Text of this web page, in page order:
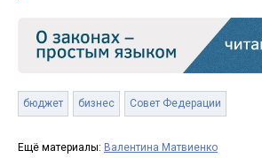
бюджет бизнес Совет Федерации
Ещё материалы: Валентина Матвиенко